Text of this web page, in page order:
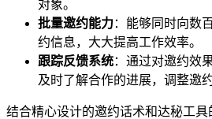
对象。
批量邀约能力：能够同时向数
约信息，大大提高工作效率。
跟踪反馈系统：通过对邀约效
及时了解合作的进展，调整邀约
结合精心设计的邀约话术和达秘工